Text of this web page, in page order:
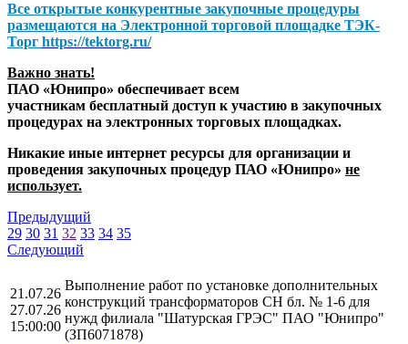
Все открытые конкурентные закупочные процедуры
размещаются на Электронной торговой площадке ТЭК-
Торг https://tektorg.ru/
Важно знать!
ПАО «Юнипро» обеспечивает всем
участникам бесплатный доступ к участию в закупочных
процедурах на электронных торговых площадках.
Никакие иные интернет ресурсы для организации и
проведения закупочных процедур ПАО «Юнипро» не
использует.
Предыдущий
29 30 31 32 33 34 35
Следующий
21.07.26
27.07.26
15:00:00
Выполнение работ по установке дополнительных
конструкций трансформаторов СН бл. № 1-6 для
нужд филиала "Шатурская ГРЭС" ПАО "Юнипро"
(ЗП6071878)